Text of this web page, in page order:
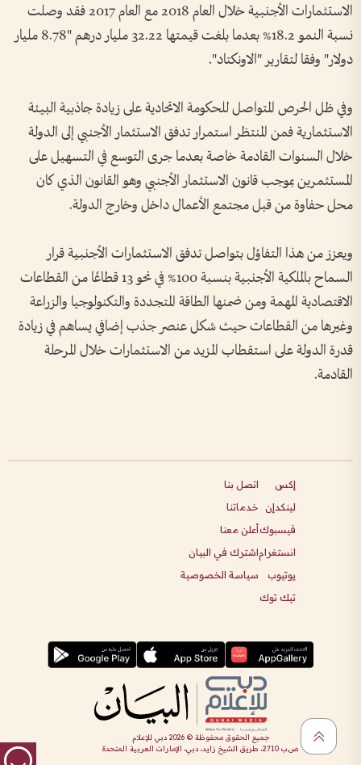
الاستثمارات الأجنبية خلال العام 2018 مع العام 2017 فقد وصلت
نسبة النمو 18.2% بعدما بلغت قيمتها 32.22 مليار درهم "8.78 مليار
دولار" وفقا لتقارير "الاونكتاد".
وفي ظل الحرص المتواصل للحكومة الاتحادية على زيادة جاذبية البيئة
الاستثمارية فمن المنتظر استمرار تدفق الاستثمار الأجنبي إلى الدولة
خلال السنوات القادمة خاصة بعدما جرى التوسع في التسهيل على
المستثمرين بموجب قانون الاستثمار الأجنبي وهو القانون الذي كان
محل حفاوة من قبل مجتمع الأعمال داخل وخارج الدولة.
ويعزز من هذا التفاؤل بتواصل تدفق الاستثمارات الأجنبية قرار
السماح بالملكية الأجنبية بنسبة 100% في نحو 13 قطاعًا من القطاعات
الاقتصادية المهمة ومن ضمنها الطاقة المتجددة والتكنولوجيا والزراعة
وغيرها من القطاعات حيث شكل عنصر جذب إضافي يساهم في زيادة
قدرة الدولة على استقطاب المزيد من الاستثمارات خلال المرحلة
القادمة.
إكس
لينكدإن
فيسبوك
انستغرام
يوتيوب
تيك توك
اتصل بنا
خدماتنا
أعلن معنا
اشترك في البيان
سياسة الخصوصية
جميع الحقوق محفوظة ©2026 دبي للإعلام
ص.ب 2710، طريق الشيخ زايد، دبي، الإمارات العربية المتحدة